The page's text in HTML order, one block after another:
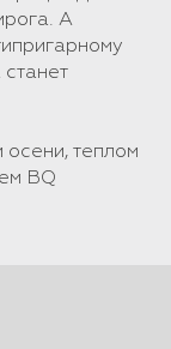
А
теплом
BQ